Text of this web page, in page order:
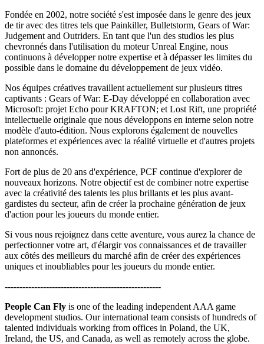
Fondée en 2002, notre société s'est imposée dans le genre des jeux
de tir avec des titres tels que Painkiller, Bulletstorm, Gears of War:
Judgement and Outriders. En tant que l'un des studios les plus
chevronnés dans l'utilisation du moteur Unreal Engine, nous
continuons à développer notre expertise et à dépasser les limites du
possible dans le domaine du développement de jeux vidéo.
Nos équipes créatives travaillent actuellement sur plusieurs titres
captivants : Gears of War: E-Day développé en collaboration avec
Microsoft: projet Echo pour KRAFTON; et Lost Rift, une propriété
intellectuelle originale que nous développons en interne selon notre
modèle d'auto-édition. Nous explorons également de nouvelles
plateformes et expériences avec la réalité virtuelle et d'autres projets
non annoncés.
Fort de plus de 20 ans d'expérience, PCF continue d'explorer de
nouveaux horizons. Notre objectif est de combiner notre expertise
avec la créativité des talents les plus brillants et les plus avant-
gardistes du secteur, afin de créer la prochaine génération de jeux
d'action pour les joueurs du monde entier.
Si vous nous rejoignez dans cette aventure, vous aurez la chance de
perfectionner votre art, d'élargir vos connaissances et de travailler
aux côtés des meilleurs du marché afin de créer des expériences
uniques et inoubliables pour les joueurs du monde entier.
-----------------------------------------------------
People Can Fly is one of the leading independent AAA game
development studios. Our international team consists of hundreds of
talented individuals working from offices in Poland, the UK,
Ireland, the US, and Canada, as well as remotely across the globe.